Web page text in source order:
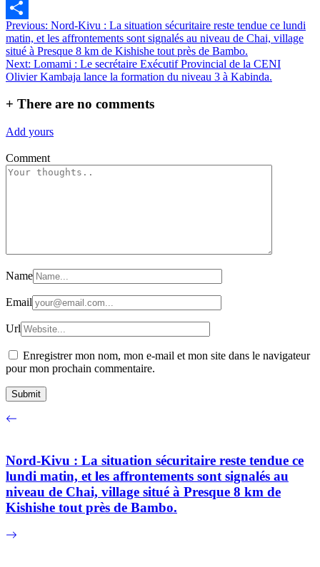
Messenger
Partager
Navigation
de
l’article
Previous: Nord-Kivu : La situation sécuritaire reste tendue ce lundi
matin, et les affrontements sont signalés au niveau de Chai, village
situé à Presque 8 km de Kishishe tout près de Bambo.
Next: Lomami : Le secrétaire Exécutif Provincial de la CENI
Olivier Kambaja lance la formation du niveau 3 à Kabinda.
+ There are no comments
Add yours
Comment
Name
Email
Url
Enregistrer mon nom, mon e-mail et mon site dans le navigateur
pour mon prochain commentaire.
Nord-Kivu : La situation sécuritaire reste tendue ce
lundi matin, et les affrontements sont signalés au
niveau de Chai, village situé à Presque 8 km de
Kishishe tout près de Bambo.